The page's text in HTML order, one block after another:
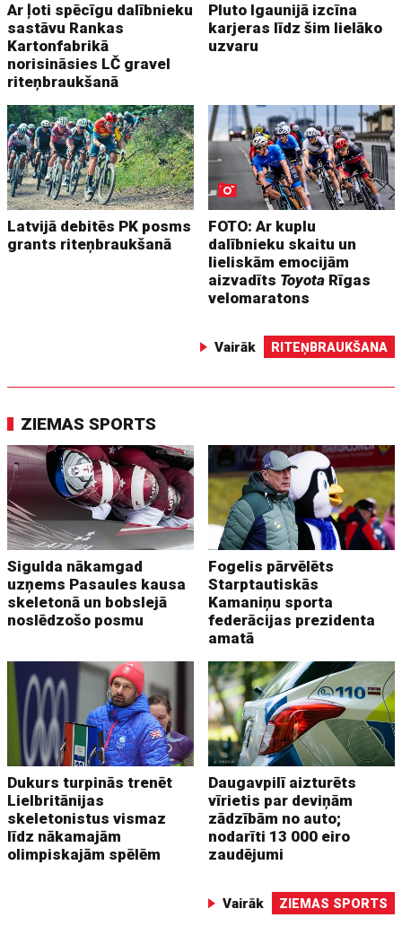
Ar ļoti spēcīgu dalībnieku
sastāvu Rankas
Kartonfabrikā
norisināsies LČ gravel
riteņbraukšanā
Pluto Igaunijā izcīna
karjeras līdz šim lielāko
uzvaru
Latvijā debitēs PK posms
grants riteņbraukšanā
FOTO: Ar kuplu
dalībnieku skaitu un
lieliskām emocijām
aizvadīts Toyota Rīgas
velomaratons
Vairāk RITEŅBRAUKŠANA
ZIEMAS SPORTS
Sigulda nākamgad
uzņems Pasaules kausa
skeletonā un bobslejā
noslēdzošo posmu
Fogelis pārvēlēts
Starptautiskās
Kamaniņu sporta
federācijas prezidenta
amatā
Dukurs turpinās trenēt
Lielbritānijas
skeletonistus vismaz
līdz nākamajām
olimpiskajām spēlēm
Daugavpilī aizturēts
vīrietis par deviņām
zādzībām no auto;
nodarīti 13 000 eiro
zaudējumi
Vairāk ZIEMAS SPORTS